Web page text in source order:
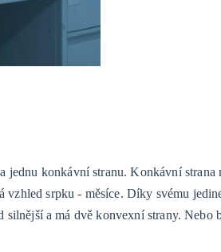
jednu konkávní stranu. Konkávní strana
srpku - měsíce. Díky svému
silnější a má dvě konvexní strany. Nebo